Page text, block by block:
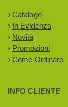
› Catalogo
› In Evidenza
› Novità
› Promozioni
› Come Ordinare
INFO CLIENTE